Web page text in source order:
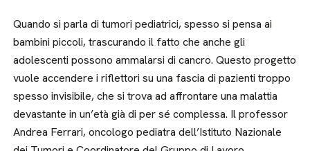
Quando si parla di tumori pediatrici, spesso si pensa ai
bambini piccoli, trascurando il fatto che anche gli
adolescenti possono ammalarsi di cancro. Questo progetto
vuole accendere i riflettori su una fascia di pazienti troppo
spesso invisibile, che si trova ad affrontare una malattia
devastante in un’età già di per sé complessa. Il professor
Andrea Ferrari, oncologo pediatra dell’Istituto Nazionale